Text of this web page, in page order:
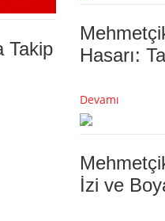
Takip
Hasarı:
Devamı
İzi ve